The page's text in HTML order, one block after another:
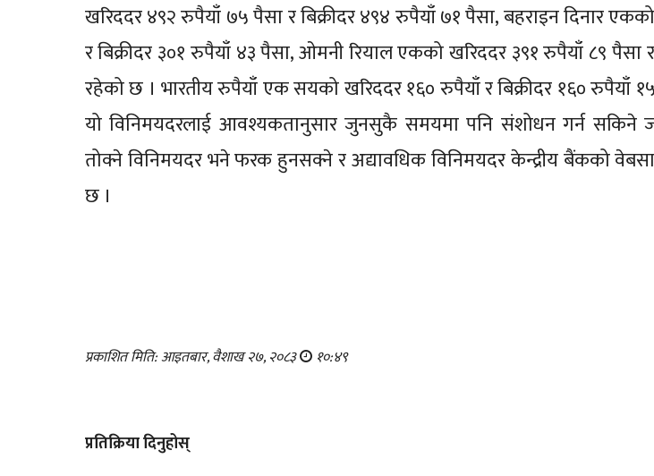
खरिददर ४९२ रुपैयाँ ७५ पैसा र बिक्रीदर ४९४ रुपैयाँ ७१ पैसा, बहराइन दिनार
र बिक्रीदर ३०१ रुपैयाँ ४३ पैसा, ओमनी रियाल एकको खरिददर ३९१ रुपैयाँ ८९ पैसा
रहेको छ । भारतीय रुपैयाँ एक सयको खरिददर १६० रुपैयाँ र बिक्रीदर १६० रुपैयाँ
यो विनिमयदरलाई आवश्यकतानुसार जुनसुकै समयमा पनि संशोधन गर्न
तोक्ने विनिमयदर भने फरक हुनसक्ने र अद्यावधिक विनिमयदर केन्द्रीय बैंकको
छ ।
प्रकाशित मिति: आइतबार, वैशाख २७, २०८३ १०:४९
प्रतिक्रिया दिनुहोस्